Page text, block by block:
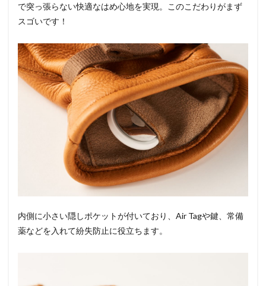
で突っ張らない快適なはめ心地を実現。このこだわりがまず
スゴいです！
内側に小さい隠しポケットが付いており、Air Tagや鍵、常備
薬などを入れて紛失防止に役立ちます。